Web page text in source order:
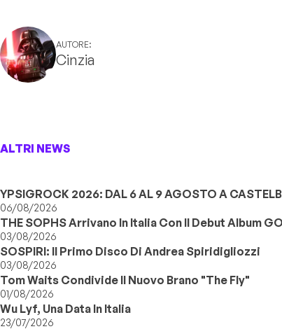
AUTORE:
Cinzia
ALTRI NEWS
YPSIGROCK 2026: DAL 6 AL 9 AGOSTO A
06/08/2026
THE SOPHS Arrivano In Italia Con Il Debut Album
03/08/2026
SOSPIRI: Il Primo Disco Di Andrea Spiridigliozzi
03/08/2026
Tom Waits Condivide Il Nuovo Brano "The Fly"
01/08/2026
Wu Lyf, Una Data In Italia
23/07/2026